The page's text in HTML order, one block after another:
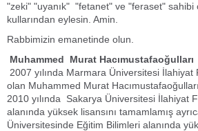
"zeki" "uyanık" "fetanet" ve "feraset" sahibi
kullarından eylesin. Amin.
Rabbimizin emanetinde olun.
Muhammed Murat Hacımustafaoğulları
2007 yılında Marmara Üniversitesi
olan Muhammed Murat Hacımustafaoğulları,
2010 yılında Sakarya Üniversitesi İlahiyat
alanında yüksek lisansını tamamlamış
Üniversitesinde Eğitim Bilimleri alanında